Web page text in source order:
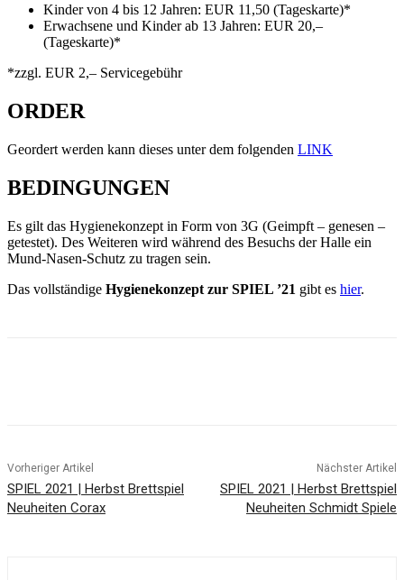
Kinder von 4 bis 12 Jahren: EUR 11,50 (Tageskarte)*
Erwachsene und Kinder ab 13 Jahren: EUR 20,–
(Tageskarte)*
*zzgl. EUR 2,– Servicegebühr
ORDER
Geordert werden kann dieses unter dem folgenden LINK
BEDINGUNGEN
Es gilt das Hygienekonzept in Form von 3G (Geimpft – genesen –
getestet). Des Weiteren wird während des Besuchs der Halle ein
Mund-Nasen-Schutz zu tragen sein.
Das vollständige Hygienekonzept zur SPIEL ’21 gibt es hier.
Vorheriger Artikel
SPIEL 2021 | Herbst Brettspiel
Neuheiten Corax
Nächster Artikel
SPIEL 2021 | Herbst Brettspiel
Neuheiten Schmidt Spiele